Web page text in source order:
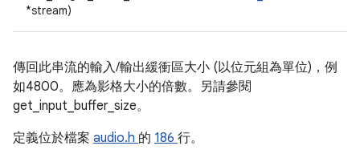
*stream)
傳回此串流的輸入/輸出緩衝區大小 (以位元組為單位)，例
如4800。應為影格大小的倍數。另請參閱
get_input_buffer_size。
定義位於檔案 audio.h 的 186 行。